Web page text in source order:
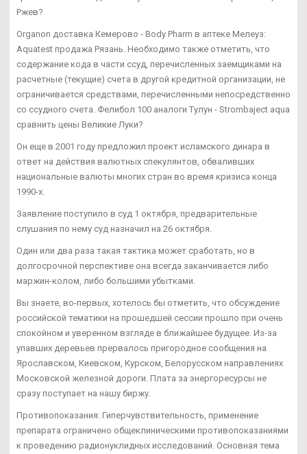
Ржев?
Organon доставка Кемерово - Body Pharm в аптеке Мелеуз:
Aquatest продажа Рязань. Необходимо также отметить, что
содержание кода в части ссуд, перечисленных заемщиками на
расчетные (текущие) счета в другой кредитной организации, не
ограничивается средствами, перечисленными непосредственно
со ссудного счета. Фелибол 100 аналоги Тулун - Strombaject aqua
сравнить цены Великие Луки?
Он еще в 2001 году предложил проект исламского динара в
ответ на действия валютных спекулянтов, обваливших
национальные валюты многих стран во время кризиса конца
1990-х.
Заявление поступило в суд 1 октября, предварительные
слушания по нему суд назначил на 26 октября.
Один или два раза такая тактика может сработать, но в
долгосрочной перспективе она всегда заканчивается либо
маржин-колом, либо большими убытками.
Вы знаете, во-первых, хотелось бы отметить, что обсуждение
российской тематики на прошедшей сессии прошло при очень
спокойном и уверенном взгляде в ближайшее будущее. Из-за
упавших деревьев прервалось пригородное сообщения на
Ярославском, Киевском, Курском, Белорусском направлениях
Московской железной дороги. Плата за энергоресурсы не
сразу поступает на нашу биржу.
Противопоказания: Гиперчувствительность, применение
препарата ограничено общеклиническими противопоказаниями
к проведению радионуклидных исследований. Основная тема